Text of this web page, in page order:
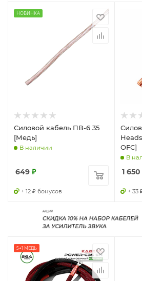
НОВИНКА
Силовой кабель ПВ-6 35
[Медь]
В наличии
649 ₽
+ 12 ₽ бонусов
OFC]
В
1 650
+ 33
5+1 МЕДЬ